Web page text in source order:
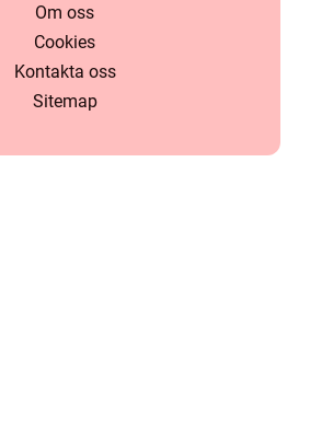
Om oss
Cookies
Kontakta oss
Sitemap